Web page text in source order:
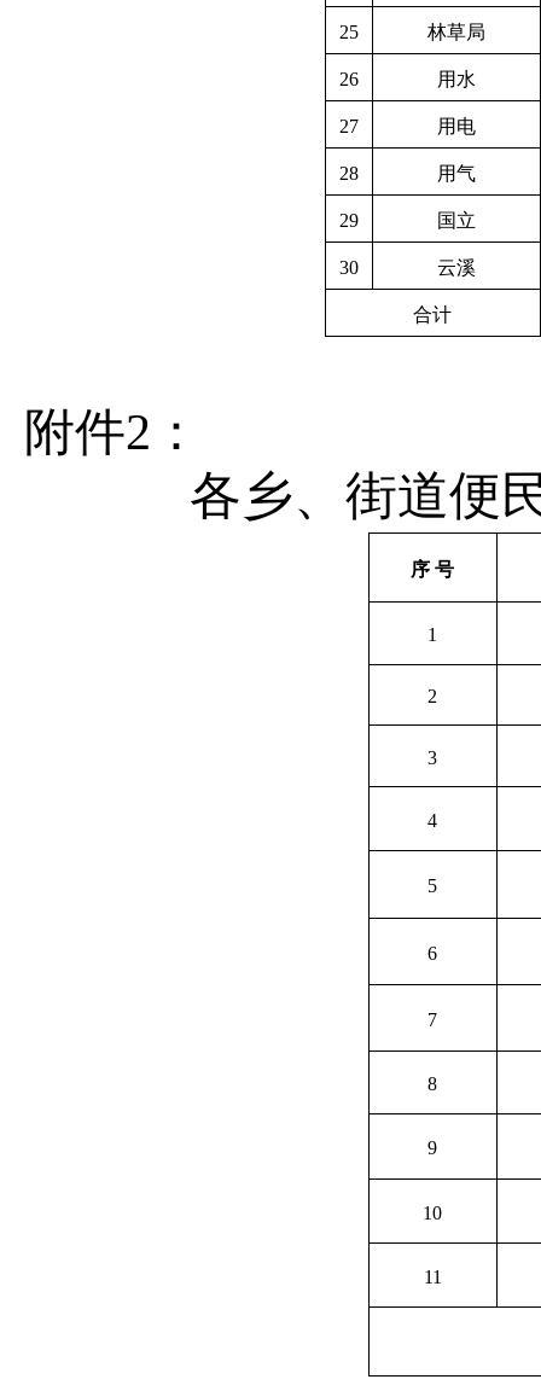
25 林草局
26 用水
27 用电
28 用气
29 国立
30 云溪
合计
附件2 ：
各乡、街道便
序 号
1
2
3
4
5
6
7
8
9
10
11